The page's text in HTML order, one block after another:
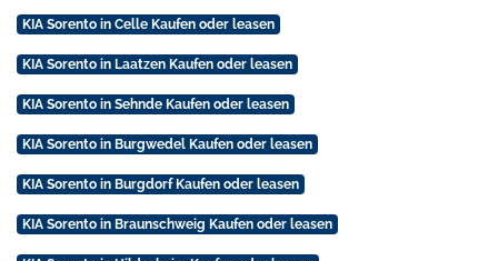
KIA Sorento in Celle Kaufen oder leasen
KIA Sorento in Laatzen Kaufen oder leasen
KIA Sorento in Sehnde Kaufen oder leasen
KIA Sorento in Burgwedel Kaufen oder leasen
KIA Sorento in Burgdorf Kaufen oder leasen
KIA Sorento in Braunschweig Kaufen oder leasen